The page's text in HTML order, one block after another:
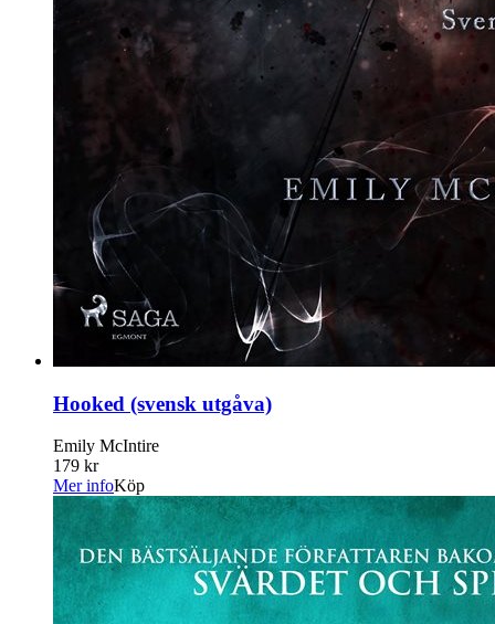
Hooked (svensk utgåva)
Emily McIntire
179 kr
Mer infoKöp